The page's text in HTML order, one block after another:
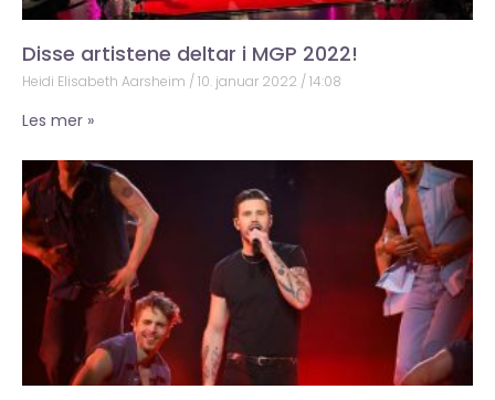
Disse artistene deltar i MGP 2022!
Heidi Elisabeth Aarsheim 10. januar 2022 14:08
Les mer »